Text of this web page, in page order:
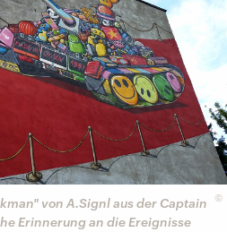
©
von A.Signl aus der Captain
Erinnerung an die Ereignisse